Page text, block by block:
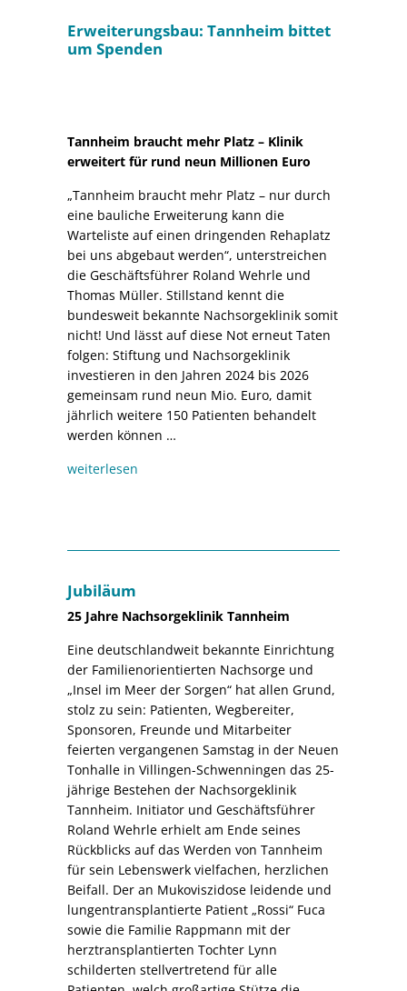
Erweiterungsbau: Tannheim bittet
um Spenden
Tannheim braucht mehr Platz – Klinik
erweitert für rund neun Millionen Euro
„Tannheim braucht mehr Platz – nur durch
eine bauliche Erweiterung kann die
Warteliste auf einen dringenden Rehaplatz
bei uns abgebaut werden“, unterstreichen
die Geschäftsführer Roland Wehrle und
Thomas Müller. Stillstand kennt die
bundesweit bekannte Nachsorgeklinik somit
nicht! Und lässt auf diese Not erneut Taten
folgen: Stiftung und Nachsorgeklinik
investieren in den Jahren 2024 bis 2026
gemeinsam rund neun Mio. Euro, damit
jährlich weitere 150 Patienten behandelt
werden können …
weiterlesen
Jubiläum
25 Jahre Nachsorgeklinik Tannheim
Eine deutschlandweit bekannte Einrichtung
der Familienorientierten Nachsorge und
„Insel im Meer der Sorgen“ hat allen Grund,
stolz zu sein: Patienten, Wegbereiter,
Sponsoren, Freunde und Mitarbeiter
feierten vergangenen Samstag in der Neuen
Tonhalle in Villingen-Schwenningen das 25-
jährige Bestehen der Nachsorgeklinik
Tannheim. Initiator und Geschäftsführer
Roland Wehrle erhielt am Ende seines
Rückblicks auf das Werden von Tannheim
für sein Lebenswerk vielfachen, herzlichen
Beifall.­ Der an Mukoviszidose leidende und
lungentransplantierte Patient „Rossi“ Fuca
sowie die Familie Rappmann mit der
herztransplantierten Tochter Lynn
schilderten stellvertretend für alle